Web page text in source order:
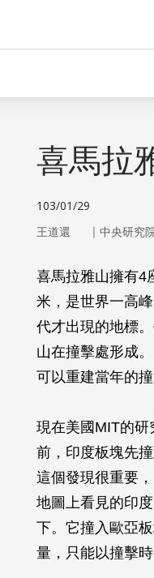
喜馬拉
103/01/29
王道還 ｜ 中央研究
喜馬拉雅山擁有4
米，是世界一高
代才出現的地標
山在撞擊處形成
可以重建當年的撞
現在美國MIT的
前，印度板塊先
這個發現很重要
地圖上看見的印
下。它撞入歐亞
量，只能以撞擊時